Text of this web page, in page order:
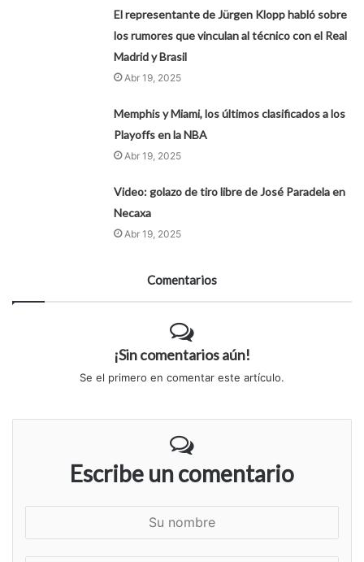
El representante de Jürgen Klopp habló sobre
los rumores que vinculan al técnico con el Real
Madrid y Brasil
Abr 19, 2025
Memphis y Miami, los últimos clasificados a los
Playoffs en la NBA
Abr 19, 2025
Video: golazo de tiro libre de José Paradela en
Necaxa
Abr 19, 2025
Comentarios
¡Sin comentarios aún!
Se el primero en comentar este artículo.
Escribe un comentario